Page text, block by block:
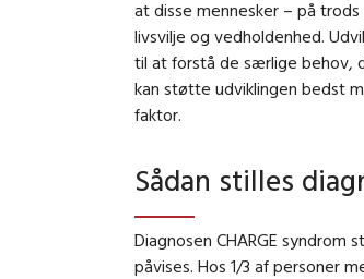
at disse mennesker – på
livsvilje og vedholdenhed.
til at forstå de særlige behov,
kan støtte udviklingen bedst
faktor.
Sådan stilles
Diagnosen CHARGE
påvises. Hos 1/3 af personer